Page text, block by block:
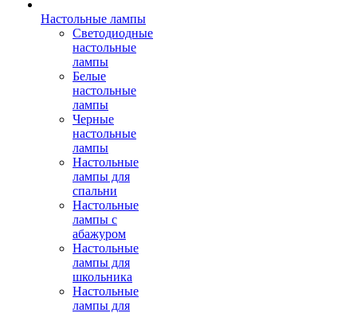
Настольные лампы
Светодиодные
настольные
лампы
Белые
настольные
лампы
Черные
настольные
лампы
Настольные
лампы для
спальни
Настольные
лампы с
абажуром
Настольные
лампы для
школьника
Настольные
лампы для